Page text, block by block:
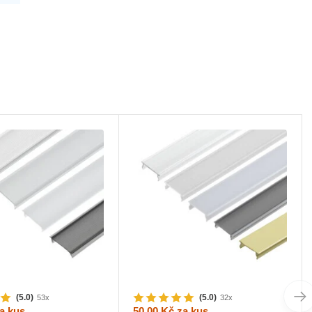
(5.0) 53x (5.0) 32x